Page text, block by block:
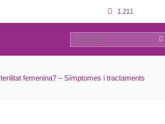
1.211
2 0
femenina? – Símptomes i tractaments